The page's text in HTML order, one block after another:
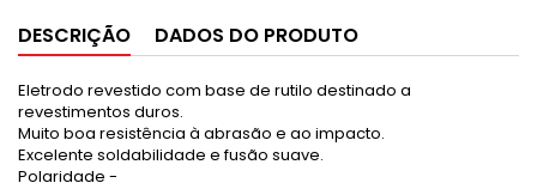
DESCRIÇÃO DADOS DO PRODUTO
Eletrodo revestido com base de rutilo destinado a
revestimentos duros.
Muito boa resistência à abrasão e ao impacto.
Excelente soldabilidade e fusão suave.
Polaridade -